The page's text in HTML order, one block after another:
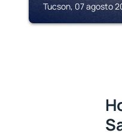
Tucson, 07 agosto